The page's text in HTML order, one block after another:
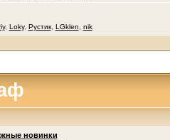
, Loky, Рустик, LGklen nik
новинки